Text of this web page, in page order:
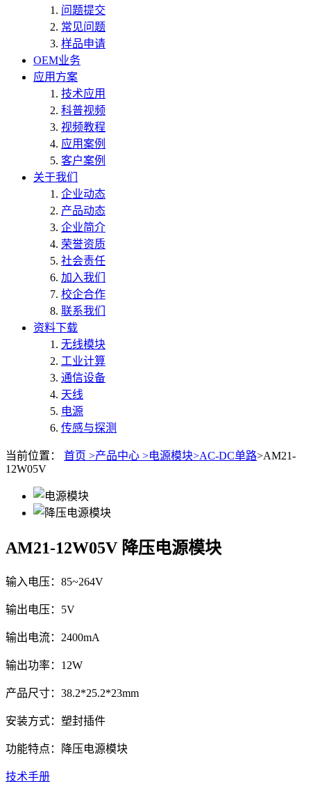
问题提交
常见问题
样品申请
OEM业务
应用方案
技术应用
科普视频
视频教程
应用案例
客户案例
关于我们
企业动态
产品动态
企业简介
荣誉资质
社会责任
加入我们
校企合作
联系我们
资料下载
无线模块
工业计算
通信设备
天线
电源
传感与探测
当前位置： 首页 >产品中心 >电源模块>AC-DC单路>AM21-
12W05V
AM21-12W05V 降压电源模块
输入电压：85~264V
输出电压：5V
输出电流：2400mA
输出功率：12W
产品尺寸：38.2*25.2*23mm
安装方式：塑封插件
功能特点：降压电源模块
技术手册